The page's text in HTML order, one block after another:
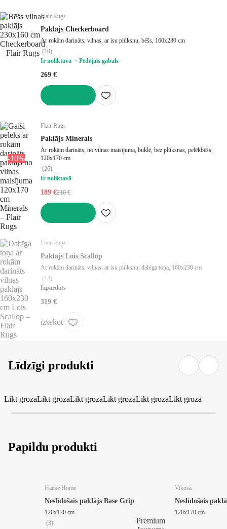
Flair Rugs
Paklājs Checkerboard
Ar rokām darināts, vilnas, ar īsu plūksnu, bēšs, 160x230 cm
(10)
Ir noliktavā
Pēdējais gabals
269 €
-10%
Flair Rugs
Paklājs Minerals
Ar rokām darināts, no vilnas maisījuma, buklē, bez plūksnas, pelēkbēšs,
120x170 cm
(26)
Ir noliktavā
189 €210 €
Flair Rugs
Paklājs Lois Scallop
Ar rokām darināts, vilnas, ar īsu plūksnu, dabīga toņa, 160x230 cm
(14)
Izpārdots
319 €
izsekot
Līdzīgi produkti
Likt grozāLikt grozāLikt grozāLikt grozāLikt grozāLikt grozā
Papildu produkti
Hanse Home
Neslīdošais paklājs Base Grip
120x170 cm
(3)
Premium
Vikosa
Neslīdošais
120x170 cm